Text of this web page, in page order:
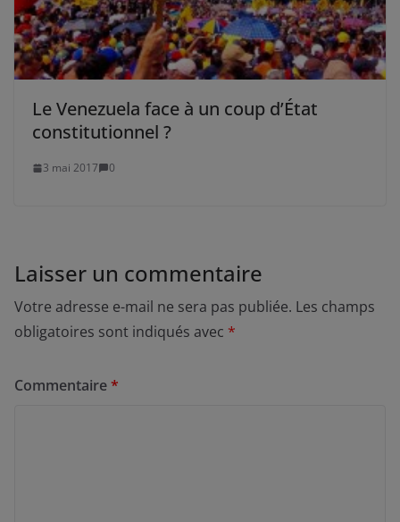
Le Venezuela face à un coup d’État
constitutionnel ?
3 mai 2017 0
Laisser un commentaire
Votre adresse e-mail ne sera pas publiée. Les champs
obligatoires sont indiqués avec *
Commentaire*